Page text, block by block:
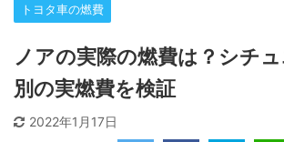
トヨタ車の燃費
ノアの実際の燃費は？シチ
別の実燃費を検証
2022年1月17日